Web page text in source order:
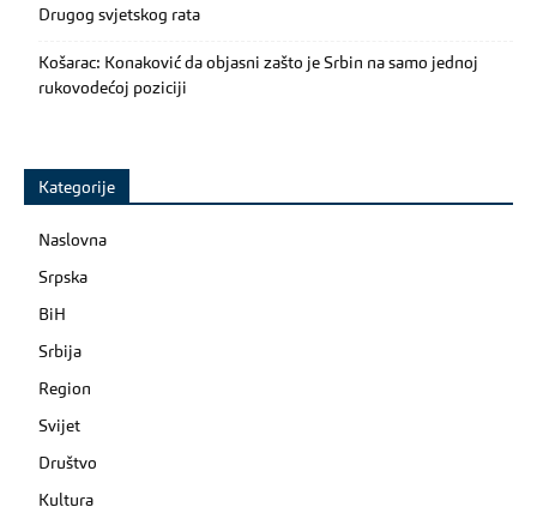
Drugog svjetskog rata
Košarac: Konaković da objasni zašto je Srbin na samo jednoj
rukovodećoj poziciji
Kategorije
Naslovna
Srpska
BiH
Srbija
Region
Svijet
Društvo
Kultura